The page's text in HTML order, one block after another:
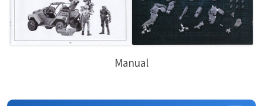
Manual